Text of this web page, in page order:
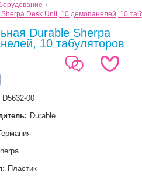
/
Desk Unit, 10 демопанелей, 10
Durable Sherpa
10 табуляторов
D5632-00
Durable
Пластик